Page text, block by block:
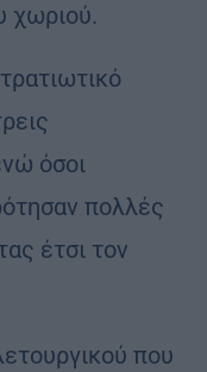
χωριού.
όσοι
πολλές
έτσι τον
που